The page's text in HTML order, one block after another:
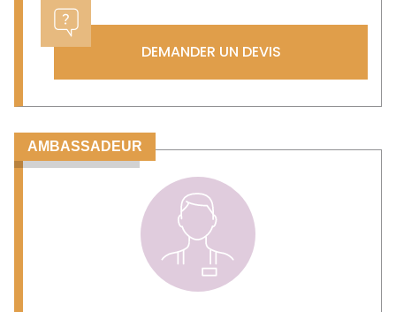
DEMANDER UN DEVIS
AMBASSADEUR